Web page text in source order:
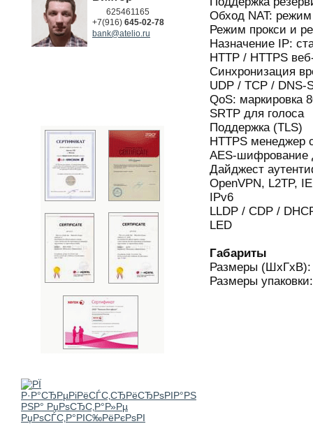
625461165
+7(916) 645-02-78
bank@atelio.ru
Обход NAT:
Режим прокси и
Назначение IP:
HTTP / HTTPS
Синхронизация
UDP / TCP / DNS-
QoS: маркировка
SRTP для голоса
Поддержка (TLS)
HTTPS менеджер
AES-шифрование
Дайджест
OpenVPN, L2TP,
IPv6
LLDP / CDP /
LED
Габариты
Размеры (ШхГхВ):
Размеры